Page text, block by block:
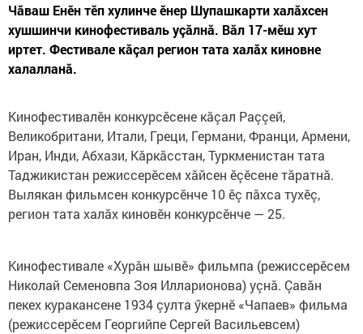
Чăваш Енӗн тӗп хулинче ӗнер Шупашкарти халăхсен
хушшинчи кинофестиваль уçăлнă. Вăл 17-мӗш хут
иртет. Фестивале кăçал регион тата халăх киновне
халалланă.
Кинофестивалӗн конкурсӗсене кăçал Раççей,
Великобритани, Итали, Греци, Германи, Франци, Армени,
Иран, Инди, Абхази, Кăркăсстан, Туркменистан тата
Таджикистан режиссерӗсем хăйсен ӗçӗсене тăратнă.
Вылякан фильмсен конкурсӗнче 10 ӗç пăхса тухӗç,
регион тата халăх киновӗн конкурсӗнче — 25.
Кинофестивале «Хурăн шывӗ» фильмпа (режиссерӗсем
Николай Семеновпа Зоя Илларионова) уçнă. Çавăн
пекех куракансене 1934 çулта ӳкернӗ «Чапаев» фильма
(режиссерӗсем Георгийпе Сергей Васильевсем)